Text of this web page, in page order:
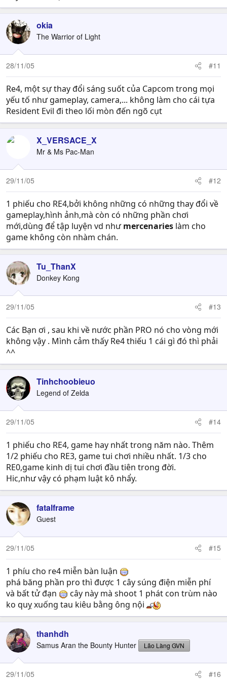
okia
The Warrior of Light
28/11/05 #11
Re4, một sự thay đổi sáng suốt của Capcom trong mọi
yếu tố như gameplay, camera,... không làm cho cái tựa
Resident Evil đi theo lối mòn đến ngõ cụt
X_VERSACE_X
Mr & Ms Pac-Man
29/11/05 #12
1 phiếu cho RE4,bởi không những có những thay đổi về
gameplay,hình ảnh,mà còn có những phần chơi
mới,dùng để tập luyện vd nhưmercenaries làm cho
game không còn nhàm chán.
Tu_ThanX
Donkey Kong
29/11/05 #13
Các Bạn ơi , sau khi về nước phần PRO nó cho vòng mới
không vậy . Mình cảm thấy Re4 thiếu 1 cái gì đó thì phải
^^
Tinhchoobieuo
Legend of Zelda
29/11/05 #14
1 phiếu cho RE4, game hay nhất trong năm nào. Thêm
1/2 phiếu cho RE3, game tui chơi nhiều nhất. 1/3 cho
RE0,game kinh dị tui chơi đầu tiên trong đời.
Hic,như vậy có phạm luật kô nhẩy.
fatalframe
Guest
29/11/05 #15
1 phíu cho re4 miễn bàn luận
phá băng phần pro thì được 1 cây súng điện miễn phí
và bất tử đạn
cây này mà shoot 1 phát con trùm nào
ko quỵ xuống tau kiêu bằng ông nội
thanhdh
Samus Aran the Bounty Hunter Lão Làng GVN
29/11/05 #16